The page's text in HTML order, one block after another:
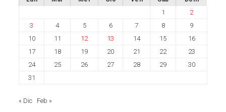
1
2
3
4 5 6 7 8
9
10
11 12 13 14 15
16
17
18 19 20 21 22
23
24
25 26 27 28 29
30
31
« Dic Feb »